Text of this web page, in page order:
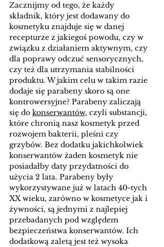
Zacznijmy od tego, że każdy
składnik, który jest dodawany do
kosmetyku znajduje się w danej
recepturze z jakiegoś powodu, czy w
związku z działaniem aktywnym, czy
dla poprawy odczuć sensorycznych,
czy też dla utrzymania stabilności
produktu. W jakim celu w takim razie
dodaje się parabeny skoro są one
kontrowersyjne? Parabeny zaliczają
się do konserwantów, czyli substancji,
które chronią nasz kosmetyk przed
rozwojem bakterii, pleśni czy
grzybów. Bez dodatku jakichkolwiek
konserwantów żaden kosmetyk nie
posiadałby daty przydatności do
użycia 2 lata. Parabeny były
wykorzystywane już w latach 40-tych
XX wieku, zarówno w kosmetyce jak i
żywności, są jednymi z najlepiej
przebadanych pod względem
bezpieczeństwa konserwantów. Ich
dodatkową zaletą jest też wysoka